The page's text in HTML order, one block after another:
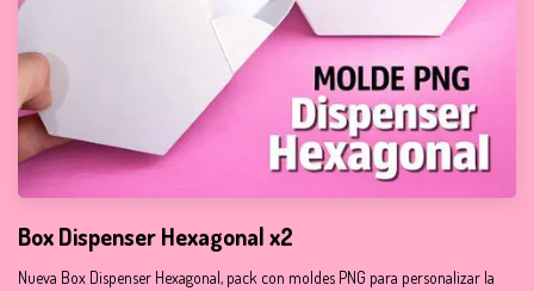
Box Dispenser Hexagonal x2
Nueva Box Dispenser Hexagonal, pack con moldes PNG para personalizar la